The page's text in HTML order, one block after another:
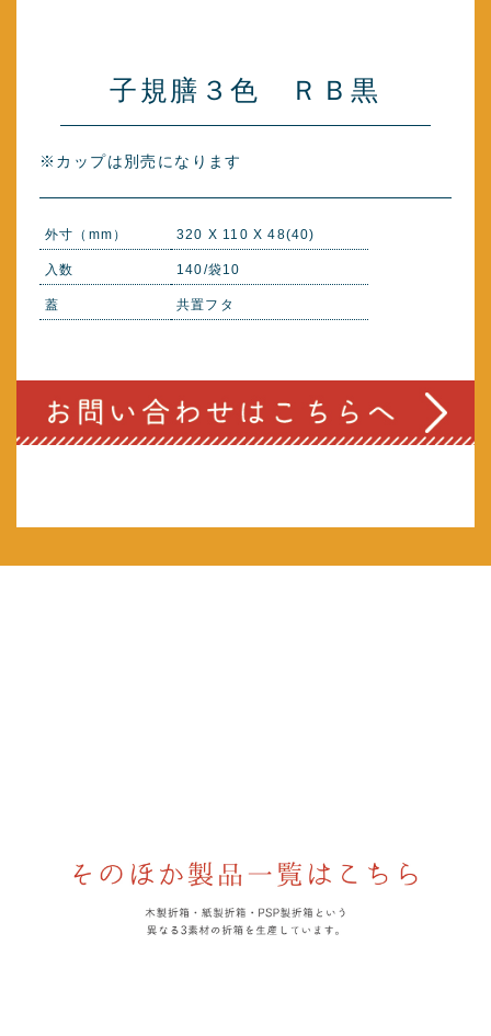
子規膳３色 ＲＢ黒
※カップは別売になります
外寸（mm） 320 X 110 X 48(40)
入数 140/袋10
蓋 共置フタ